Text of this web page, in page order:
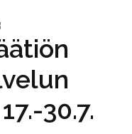
30.7.